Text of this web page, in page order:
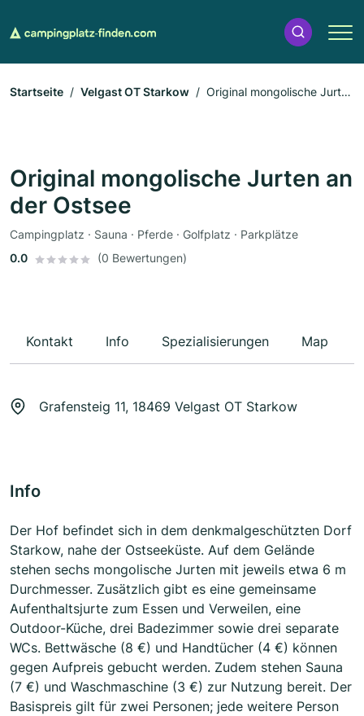
Startseite Velgast OT Starkow
Original mongolische Jurten
Original mongolische Jurten an
der Ostsee
Campingplatz · Sauna · Pferde · Golfplatz · Parkplätze
0.0
(0 Bewertungen)
Kontakt Info Spezialisierungen Map
Grafensteig 11, 18469 Velgast OT Starkow
Info
Der Hof befindet sich in dem denkmalgeschützten Dorf
Starkow, nahe der Ostseeküste. Auf dem Gelände
stehen sechs mongolische Jurten mit jeweils etwa 6 m
Durchmesser. Zusätzlich gibt es eine gemeinsame
Aufenthaltsjurte zum Essen und Verweilen, eine
Outdoor-Küche, drei Badezimmer sowie drei separate
WCs. Bettwäsche (8 €) und Handtücher (4 €) können
gegen Aufpreis gebucht werden. Zudem stehen Sauna
(7 €) und Waschmaschine (3 €) zur Nutzung bereit. Der
Basispreis gilt für zwei Personen; jede weitere Person